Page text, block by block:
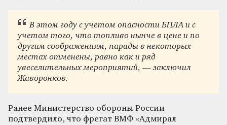
В этом году с учетом опасности БПЛА и с
учетом того, что топливо нынче в цене и по
другим соображениям, парады в некоторых
местах отменены, равно как и ряд
увеселительных мероприятий, — заключил
Жаворонков.
Ранее Министерство обороны России
подтвердило, что фрегат ВМФ «Адмирал